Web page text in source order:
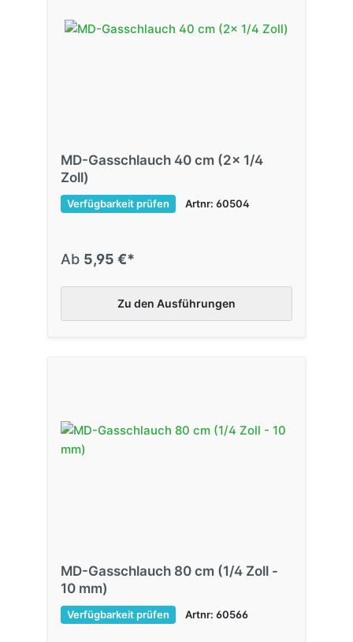
MD-Gasschlauch 40 cm (2x 1/4
Zoll)
Verfügbarkeit prüfen Artnr: 60504
Ab 5,95 €*
Zu den Ausführungen
MD-Gasschlauch 80 cm (1/4 Zoll -
10 mm)
Verfügbarkeit prüfen Artnr: 60566